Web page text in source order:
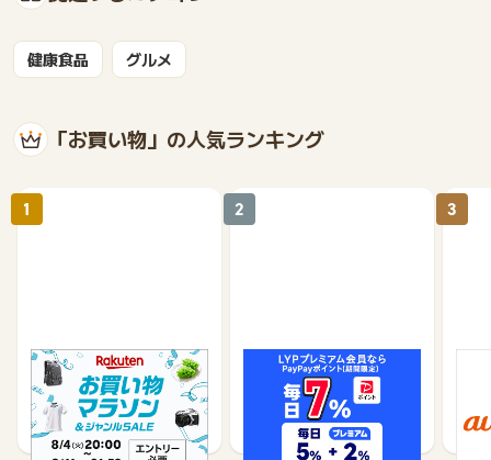
健康食品 グルメ
「お買い物」の人気ランキング
楽天市場
1%
1
Yahoo!ショッピング
1%
2 3